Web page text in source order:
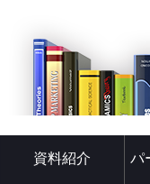
資料紹介 パ